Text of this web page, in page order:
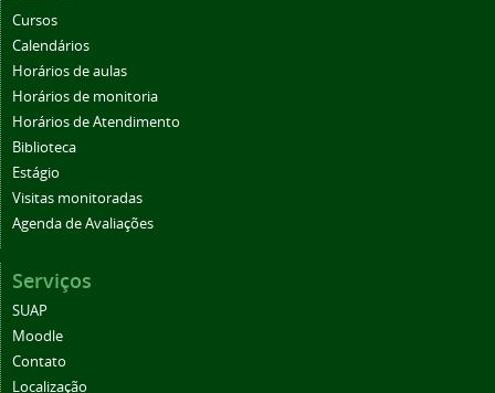
Cursos
Calendários
Horários de aulas
Horários de monitoria
Horários de Atendimento
Biblioteca
Estágio
Visitas monitoradas
Agenda de Avaliações
Serviços
SUAP
Moodle
Contato
Localização